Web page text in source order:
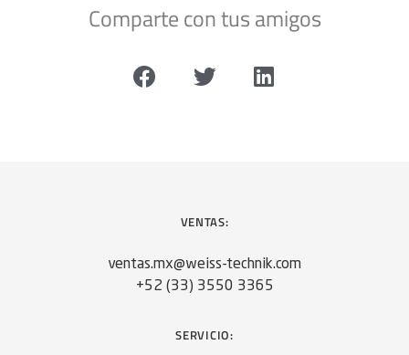
Comparte con tus amigos
VENTAS:
ventas.mx@weiss-technik.com
+52 (33) 3550 3365
SERVICIO: